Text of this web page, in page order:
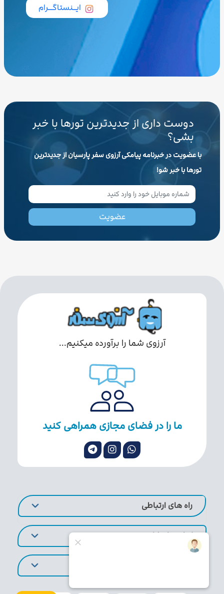
ایــنستاگـــرام
دوست داری از جدیدترین تورها با خبر
بشی؟
با عضویت در خبرنامه پیامکی آرزوی سفر پارسیان از جدیدترین
تورها با خبر شو!
عضویت
آرزوی شما را برآورده میکنیم...
ما را در فضای مجازی همراهی کنید
راه های ارتباطی
لینک های کاربردی